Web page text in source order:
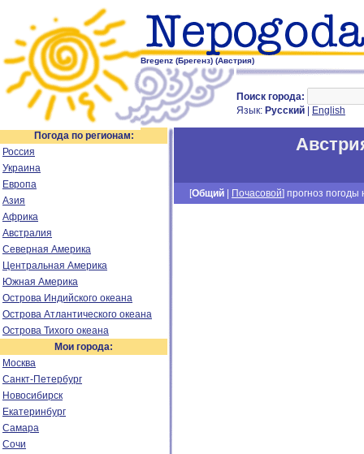
Bregenz (Брегенз) (Австрия)
Поиск города:
Язык: Русский English
Погода по регионам:
Россия
Украина
Европа
Азия
Африка
Австралия
Северная Америка
Центральная Америка
Южная Америка
Острова Индийского океана
Острова Атлантического океана
Острова Тихого океана
Мои города:
Москва
Санкт-Петербург
Новосибирск
Екатеринбург
Самара
Сочи
[Общий Почасовой] прогноз погоды